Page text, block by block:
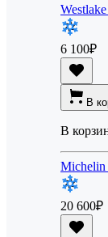
6 100₽
В
В
Michelin
20 600₽